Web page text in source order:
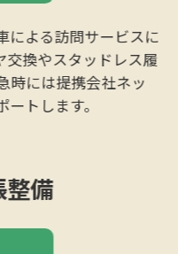
による訪問サービスに
交換やスタッドレス履
時には提携会社ネッ
トします。
備